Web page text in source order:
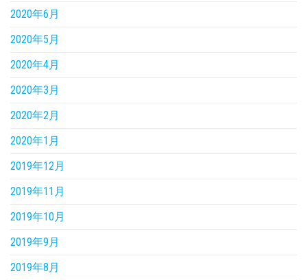
2020年6月
2020年5月
2020年4月
2020年3月
2020年2月
2020年1月
2019年12月
2019年11月
2019年10月
2019年9月
2019年8月